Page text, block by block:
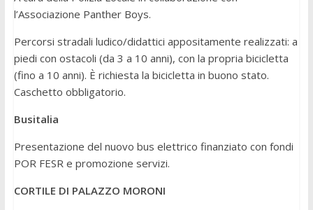
l’Associazione Panther Boys.
Percorsi stradali ludico/didattici appositamente realizzati: a
piedi con ostacoli (da 3 a 10 anni), con la propria bicicletta
(fino a 10 anni). È richiesta la bicicletta in buono stato.
Caschetto obbligatorio.
Busitalia
Presentazione del nuovo bus elettrico finanziato con fondi
POR FESR e promozione servizi.
CORTILE DI PALAZZO MORONI